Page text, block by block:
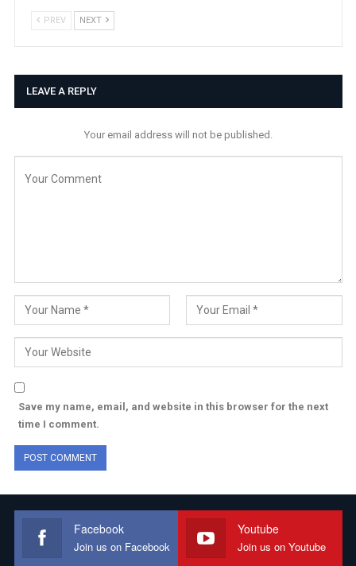
PREV NEXT
LEAVE A REPLY
Your email address will not be published.
Save my name, email, and website in this browser for the next
time I comment.
Facebook
Join us on Facebook
Youtube
Join us on Youtube